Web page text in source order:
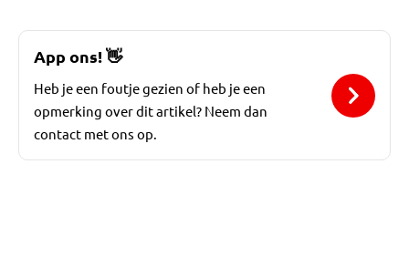
App ons!👋
Heb je een foutje gezien of heb je een
opmerking over dit artikel? Neem dan
contact met ons op.